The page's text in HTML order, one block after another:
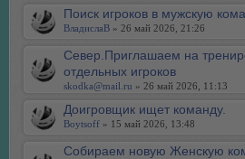
Поиск игроков в мужскую
ВладислаB » 26 май 2026, 21:26
Север.Приглашаем на
отдельных игроков
skodka@mail.ru » 26 май 2026, 11:13
Доигровщик ищет команду.
Boytsoff » 15 май 2026, 13:48
Собираем новую Женскую